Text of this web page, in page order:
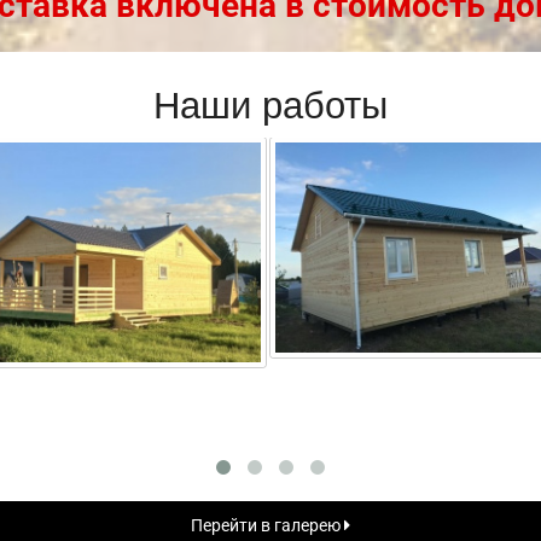
Наши работы
Перейти в галерею